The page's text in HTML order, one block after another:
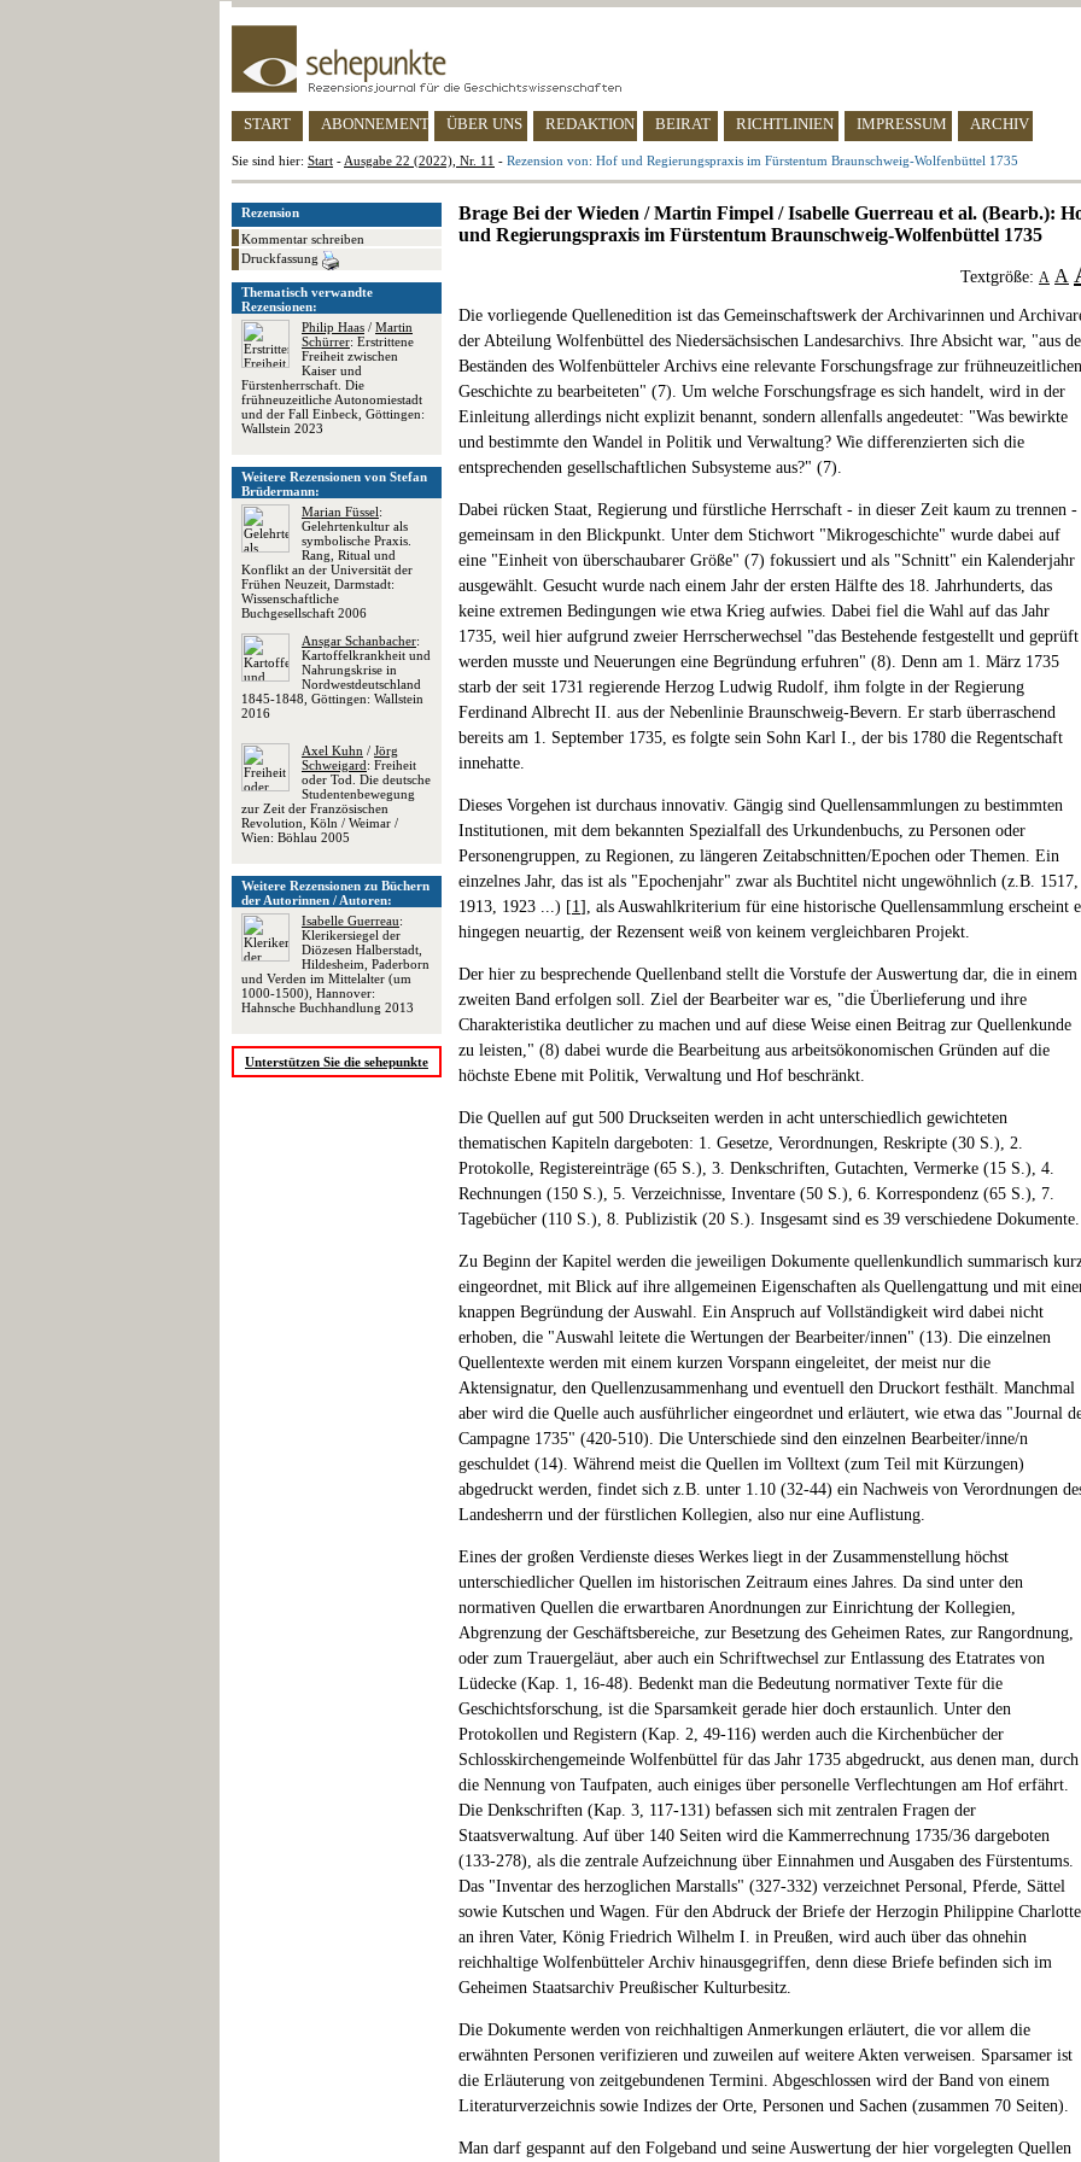
START ABONNEMENT ÜBER UNS REDAKTION BEIRAT RICHTLINIEN IMPRESSUM ARCHIV
Sie sind hier: Start - Ausgabe 22 (2022), Nr. 11 - Rezension von: Hof und Regierungspraxis im Fürstentum Braunschweig-Wolfenbüttel 1735
Rezension
Kommentar schreiben
Druckfassung
Thematisch verwandte
Rezensionen:
Philip Haas / Martin
Schürrer: Erstrittene
Freiheit zwischen
Kaiser und
Fürstenherrschaft. Die
frühneuzeitliche Autonomiestadt
und der Fall Einbeck, Göttingen:
Wallstein 2023
Weitere Rezensionen von Stefan
Brüdermann:
Marian Füssel:
Gelehrtenkultur als
symbolische Praxis.
Rang, Ritual und
Konflikt an der Universität der
Frühen Neuzeit, Darmstadt:
Wissenschaftliche
Buchgesellschaft 2006
Ansgar Schanbacher:
Kartoffelkrankheit und
Nahrungskrise in
Nordwestdeutschland
1845-1848, Göttingen: Wallstein
2016
Axel Kuhn / Jörg
Schweigard: Freiheit
oder Tod. Die deutsche
Studentenbewegung
zur Zeit der Französischen
Revolution, Köln / Weimar /
Wien: Böhlau 2005
Weitere Rezensionen zu Büchern
der Autorinnen / Autoren:
Isabelle Guerreau:
Klerikersiegel der
Diözesen Halberstadt,
Hildesheim, Paderborn
und Verden im Mittelalter (um
1000-1500), Hannover:
Hahnsche Buchhandlung 2013
Unterstützen Sie die sehepunkte
Brage Bei der Wieden / Martin Fimpel / Isabelle Guerreau et al. (Bearb.):
und Regierungspraxis im Fürstentum Braunschweig-Wolfenbüttel 1735
Textgröße: A A
Die vorliegende Quellenedition ist das Gemeinschaftswerk der Archivarinnen und
der Abteilung Wolfenbüttel des Niedersächsischen Landesarchivs. Ihre Absicht war, "aus
Beständen des Wolfenbütteler Archivs eine relevante Forschungsfrage zur frühneuzeitlichen
Geschichte zu bearbeiteten" (7). Um welche Forschungsfrage es sich handelt, wird in der
Einleitung allerdings nicht explizit benannt, sondern allenfalls angedeutet: "Was bewirkte
und bestimmte den Wandel in Politik und Verwaltung? Wie differenzierten sich die
entsprechenden gesellschaftlichen Subsysteme aus?" (7).
Dabei rücken Staat, Regierung und fürstliche Herrschaft - in dieser Zeit kaum zu trennen -
gemeinsam in den Blickpunkt. Unter dem Stichwort "Mikrogeschichte" wurde dabei auf
eine "Einheit von überschaubarer Größe" (7) fokussiert und als "Schnitt" ein Kalenderjahr
ausgewählt. Gesucht wurde nach einem Jahr der ersten Hälfte des 18. Jahrhunderts, das
keine extremen Bedingungen wie etwa Krieg aufwies. Dabei fiel die Wahl auf das Jahr
1735, weil hier aufgrund zweier Herrscherwechsel "das Bestehende festgestellt und geprüft
werden musste und Neuerungen eine Begründung erfuhren" (8). Denn am 1. März 1735
starb der seit 1731 regierende Herzog Ludwig Rudolf, ihm folgte in der Regierung
Ferdinand Albrecht II. aus der Nebenlinie Braunschweig-Bevern. Er starb überraschend
bereits am 1. September 1735, es folgte sein Sohn Karl I., der bis 1780 die Regentschaft
innehatte.
Dieses Vorgehen ist durchaus innovativ. Gängig sind Quellensammlungen zu bestimmten
Institutionen, mit dem bekannten Spezialfall des Urkundenbuchs, zu Personen oder
Personengruppen, zu Regionen, zu längeren Zeitabschnitten/Epochen oder Themen. Ein
einzelnes Jahr, das ist als "Epochenjahr" zwar als Buchtitel nicht ungewöhnlich (z.B. 1517,
1913, 1923 ...) [1], als Auswahlkriterium für eine historische Quellensammlung erscheint
hingegen neuartig, der Rezensent weiß von keinem vergleichbaren Projekt.
Der hier zu besprechende Quellenband stellt die Vorstufe der Auswertung dar, die in einem
zweiten Band erfolgen soll. Ziel der Bearbeiter war es, "die Überlieferung und ihre
Charakteristika deutlicher zu machen und auf diese Weise einen Beitrag zur Quellenkunde
zu leisten," (8) dabei wurde die Bearbeitung aus arbeitsökonomischen Gründen auf die
höchste Ebene mit Politik, Verwaltung und Hof beschränkt.
Die Quellen auf gut 500 Druckseiten werden in acht unterschiedlich gewichteten
thematischen Kapiteln dargeboten: 1. Gesetze, Verordnungen, Reskripte (30 S.), 2.
Protokolle, Registereinträge (65 S.), 3. Denkschriften, Gutachten, Vermerke (15 S.), 4.
Rechnungen (150 S.), 5. Verzeichnisse, Inventare (50 S.), 6. Korrespondenz (65 S.), 7.
Tagebücher (110 S.), 8. Publizistik (20 S.). Insgesamt sind es 39 verschiedene Dokumente.
Zu Beginn der Kapitel werden die jeweiligen Dokumente quellenkundlich summarisch
eingeordnet, mit Blick auf ihre allgemeinen Eigenschaften als Quellengattung und mit
knappen Begründung der Auswahl. Ein Anspruch auf Vollständigkeit wird dabei nicht
erhoben, die "Auswahl leitete die Wertungen der Bearbeiter/innen" (13). Die einzelnen
Quellentexte werden mit einem kurzen Vorspann eingeleitet, der meist nur die
Aktensignatur, den Quellenzusammenhang und eventuell den Druckort festhält. Manchmal
aber wird die Quelle auch ausführlicher eingeordnet und erläutert, wie etwa das "Journal
Campagne 1735" (420-510). Die Unterschiede sind den einzelnen Bearbeiter/inne/n
geschuldet (14). Während meist die Quellen im Volltext (zum Teil mit Kürzungen)
abgedruckt werden, findet sich z.B. unter 1.10 (32-44) ein Nachweis von Verordnungen
Landesherrn und der fürstlichen Kollegien, also nur eine Auflistung.
Eines der großen Verdienste dieses Werkes liegt in der Zusammenstellung höchst
unterschiedlicher Quellen im historischen Zeitraum eines Jahres. Da sind unter den
normativen Quellen die erwartbaren Anordnungen zur Einrichtung der Kollegien,
Abgrenzung der Geschäftsbereiche, zur Besetzung des Geheimen Rates, zur Rangordnung,
oder zum Trauergeläut, aber auch ein Schriftwechsel zur Entlassung des Etatrates von
Lüdecke (Kap. 1, 16-48). Bedenkt man die Bedeutung normativer Texte für die
Geschichtsforschung, ist die Sparsamkeit gerade hier doch erstaunlich. Unter den
Protokollen und Registern (Kap. 2, 49-116) werden auch die Kirchenbücher der
Schlosskirchengemeinde Wolfenbüttel für das Jahr 1735 abgedruckt, aus denen man, durch
die Nennung von Taufpaten, auch einiges über personelle Verflechtungen am Hof erfährt.
Die Denkschriften (Kap. 3, 117-131) befassen sich mit zentralen Fragen der
Staatsverwaltung. Auf über 140 Seiten wird die Kammerrechnung 1735/36 dargeboten
(133-278), als die zentrale Aufzeichnung über Einnahmen und Ausgaben des Fürstentums.
Das "Inventar des herzoglichen Marstalls" (327-332) verzeichnet Personal, Pferde, Sättel
sowie Kutschen und Wagen. Für den Abdruck der Briefe der Herzogin Philippine Charlotte
an ihren Vater, König Friedrich Wilhelm I. in Preußen, wird auch über das ohnehin
reichhaltige Wolfenbütteler Archiv hinausgegriffen, denn diese Briefe befinden sich im
Geheimen Staatsarchiv Preußischer Kulturbesitz.
Die Dokumente werden von reichhaltigen Anmerkungen erläutert, die vor allem die
erwähnten Personen verifizieren und zuweilen auf weitere Akten verweisen. Sparsamer ist
die Erläuterung von zeitgebundenen Termini. Abgeschlossen wird der Band von einem
Literaturverzeichnis sowie Indizes der Orte, Personen und Sachen (zusammen 70 Seiten).
Man darf gespannt auf den Folgeband und seine Auswertung der hier vorgelegten Quellen